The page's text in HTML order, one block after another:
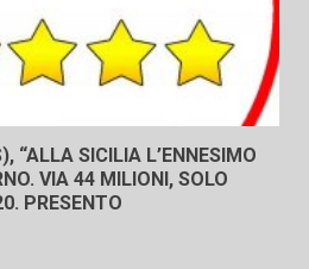
“ALLA SICILIA L’ENNESIMO
VIA 44 MILIONI, SOLO
PRESENTO